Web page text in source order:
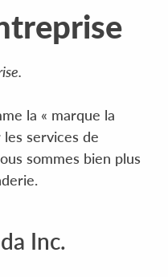
la « marque la
services de
sommes bien plus
Inc.